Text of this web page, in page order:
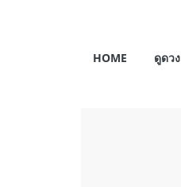
My
HOME ดูดวง